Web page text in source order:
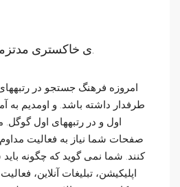
امروزه فرهنگ جستجو در
طرفدار داشته باشد. و اومدیم به
اول و در رتبههای اول گوگل.
صفحات شما نیاز به فعالیت مداوم
کنند. شما نمی گوید که چگونه
اپلیکیشن، تبلیغات آنلاین،